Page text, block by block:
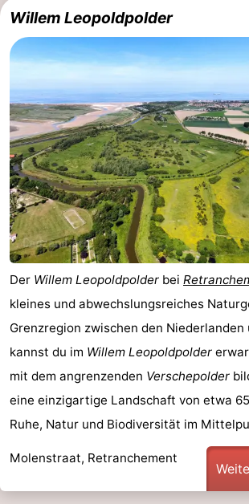
Willem Leopoldpolder
Der Willem Leopoldpolder bei
kleines und abwechslungsreiches
Grenzregion zwischen den Niederlanden
kannst du im Willem Leopoldpolder
mit dem angrenzenden Verschepolder
eine einzigartige Landschaft von etwa
Ruhe, Natur und Biodiversität im
Molenstraat, Retranchement